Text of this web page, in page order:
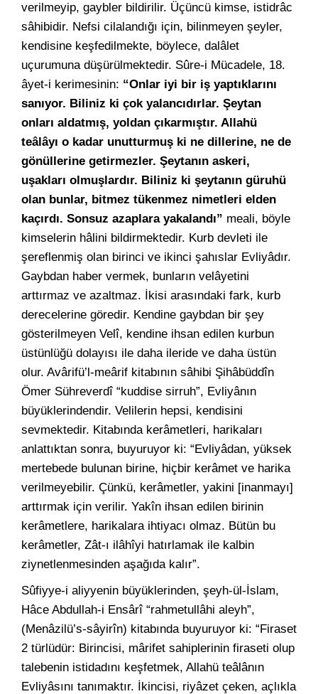
verilmeyip, gaybler bildirilir. Üçüncü kimse, istidrâc
sâhibidir. Nefsi cilalandığı için, bilinmeyen şeyler,
kendisine keşfedilmekte, böylece, dalâlet
uçurumuna düşürülmektedir. Sûre-i Mücadele, 18.
âyet-i kerimesinin: “Onlar iyi bir iş yaptıklarını
sanıyor. Biliniz ki çok yalancıdırlar. Şeytan
onları aldatmış, yoldan çıkarmıştır. Allahü
teâlâyı o kadar unutturmuş ki ne dillerine, ne de
gönüllerine getirmezler. Şeytanın askeri,
uşakları olmuşlardır. Biliniz ki şeytanın güruhü
olan bunlar, bitmez tükenmez nimetleri elden
kaçırdı. Sonsuz azaplara yakalandı” meali, böyle
kimselerin hâlini bildirmektedir. Kurb devleti ile
şereflenmiş olan birinci ve ikinci şahıslar Evliyâdır.
Gaybdan haber vermek, bunların velâyetini
arttırmaz ve azaltmaz. İkisi arasındaki fark, kurb
derecelerine göredir. Kendine gaybdan bir şey
gösterilmeyen Velî, kendine ihsan edilen kurbun
üstünlüğü dolayısı ile daha ileride ve daha üstün
olur. Avârifü’l-meârif kitabının sâhibi Şihâbüddîn
Ömer Sühreverdî “kuddise sirruh”, Evliyânın
büyüklerindendir. Velilerin hepsi, kendisini
sevmektedir. Kitabında kerâmetleri, harikaları
anlattıktan sonra, buyuruyor ki: “Evliyâdan, yüksek
mertebede bulunan birine, hiçbir kerâmet ve harika
verilmeyebilir. Çünkü, kerâmetler, yakini [inanmayı]
arttırmak için verilir. Yakîn ihsan edilen birinin
kerâmetlere, harikalara ihtiyacı olmaz. Bütün bu
kerâmetler, Zât-ı ilâhîyi hatırlamak ile kalbin
ziynetlenmesinden aşağıda kalır”.
Sûfiyye-i aliyyenin büyüklerinden, şeyh-ül-İslam,
Hâce Abdullah-i Ensârî “rahmetullâhi aleyh”,
(Menâzilü’s-sâyirîn) kitabında buyuruyor ki: “Firaset
2 türlüdür: Birincisi, mârifet sahiplerinin firaseti olup
talebenin istidadını keşfetmek, Allahü teâlânın
Evliyâsını tanımaktır. İkincisi, riyâzet çeken, açlıkla